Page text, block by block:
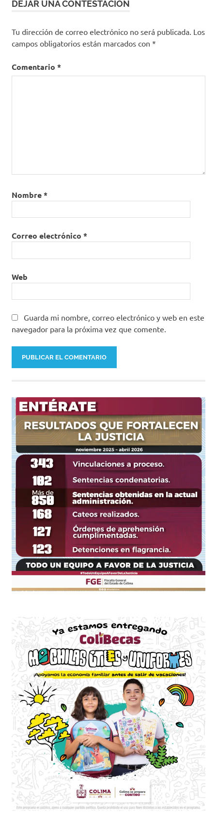
DEJAR UNA CONTESTACION
Tu dirección de correo electrónico no será publicada. Los
campos obligatorios están marcados con *
Comentario *
Nombre*
Correo electrónico *
Web
Guarda mi nombre, correo electrónico y web en este
navegador para la próxima vez que comente.